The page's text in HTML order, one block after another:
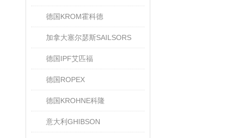
德国KROM霍科德
加拿大塞尔瑟斯SAILSORS
德国IPF艾匹福
德国ROPEX
德国KROHNE科隆
意大利GHIBSON